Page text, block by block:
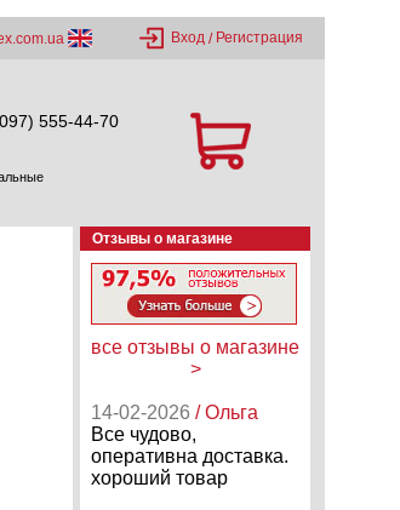
Вход / Регистрация
555-44-70
Отзывы о магазине
все отзывы о магазине
>
14-02-2026 / Ольга
Все чудово,
оперативна доставка.
хороший товар